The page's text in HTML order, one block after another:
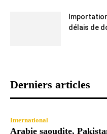
délais de
Derniers articles
International
Arabie saoudite,